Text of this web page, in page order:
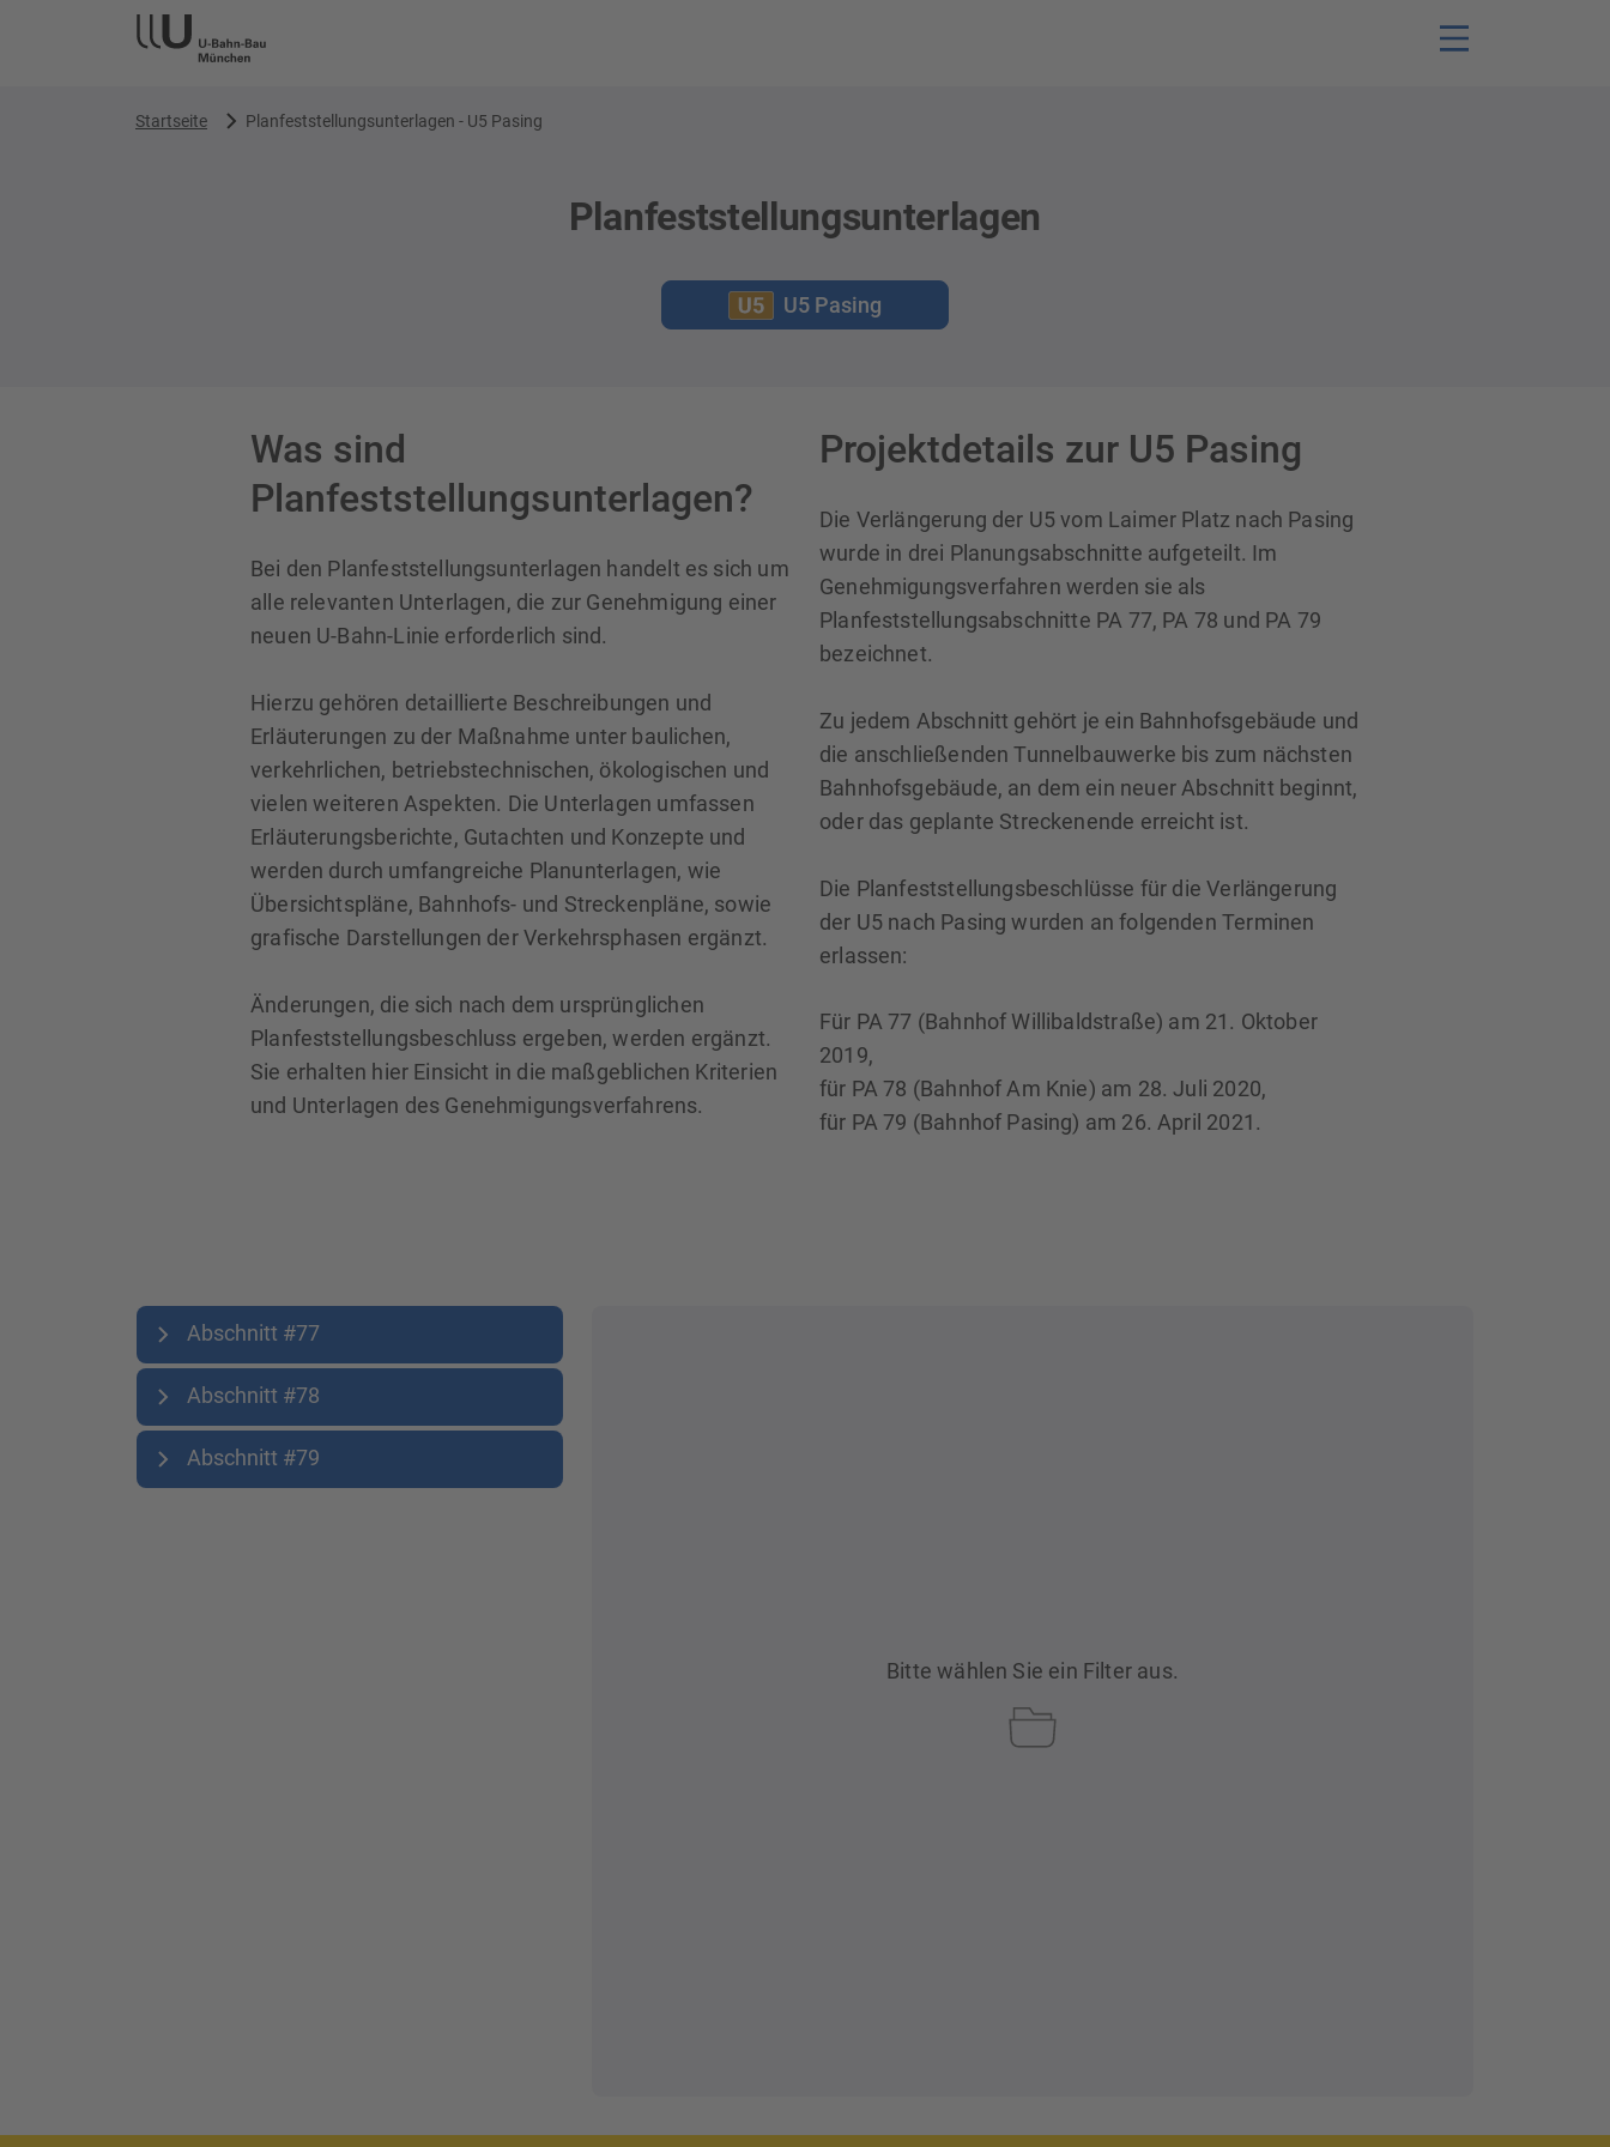
Startseite Planfeststellungsunterlagen - U5 Pasing
Planfeststellungsunterlagen
U5 Pasing
Was sind
Planfeststellungsunterlagen?
Bei den Planfeststellungsunterlagen handelt es sich um
alle relevanten Unterlagen, die zur Genehmigung einer
neuen U-Bahn-Linie erforderlich sind.
Hierzu gehören detaillierte Beschreibungen und
Erläuterungen zu der Maßnahme unter baulichen,
verkehrlichen, betriebstechnischen, ökologischen und
vielen weiteren Aspekten. Die Unterlagen umfassen
Erläuterungsberichte, Gutachten und Konzepte und
werden durch umfangreiche Planunterlagen, wie
Übersichtspläne, Bahnhofs- und Streckenpläne, sowie
grafische Darstellungen der Verkehrsphasen ergänzt.
Änderungen, die sich nach dem ursprünglichen
Planfeststellungsbeschluss ergeben, werden ergänzt.
Sie erhalten hier Einsicht in die maßgeblichen Kriterien
und Unterlagen des Genehmigungsverfahrens.
Projektdetails zur U5 Pasing
Die Verlängerung der U5 vom Laimer Platz nach Pasing
wurde in drei Planungsabschnitte aufgeteilt. Im
Genehmigungsverfahren werden sie als
Planfeststellungsabschnitte PA 77, PA 78 und PA 79
bezeichnet.
Zu jedem Abschnitt gehört je ein Bahnhofsgebäude und
die anschließenden Tunnelbauwerke bis zum nächsten
Bahnhofsgebäude, an dem ein neuer Abschnitt beginnt,
oder das geplante Streckenende erreicht ist.
Die Planfeststellungsbeschlüsse für die Verlängerung
der U5 nach Pasing wurden an folgenden Terminen
erlassen:
Für PA 77 (Bahnhof Willibaldstraße) am 21. Oktober
2019,
für PA 78 (Bahnhof Am Knie) am 28. Juli 2020,
für PA 79 (Bahnhof Pasing) am 26. April 2021.
Abschnitt #77
Abschnitt #78
Abschnitt #79
Bitte wählen Sie ein Filter aus.